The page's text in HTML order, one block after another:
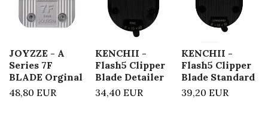
JOYZZE - A
Series 7F
BLADE Orginal
48,80 EUR
KENCHII -
Flash5 Clipper
Blade Detailer
34,40 EUR
KENCHII -
Flash5 Clipper
Blade Standard
39,20 EUR